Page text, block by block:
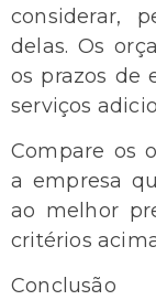
considerar,
delas. Os
os prazos de
serviços
Compare os
a empresa
ao melhor
critérios
Conclusão